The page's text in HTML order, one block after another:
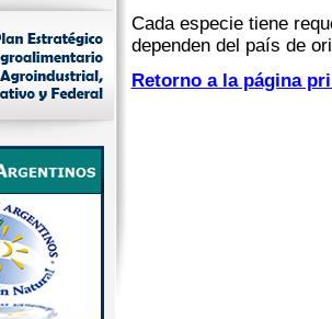
Cada especie tiene
dependen del país de
Retorno a la página